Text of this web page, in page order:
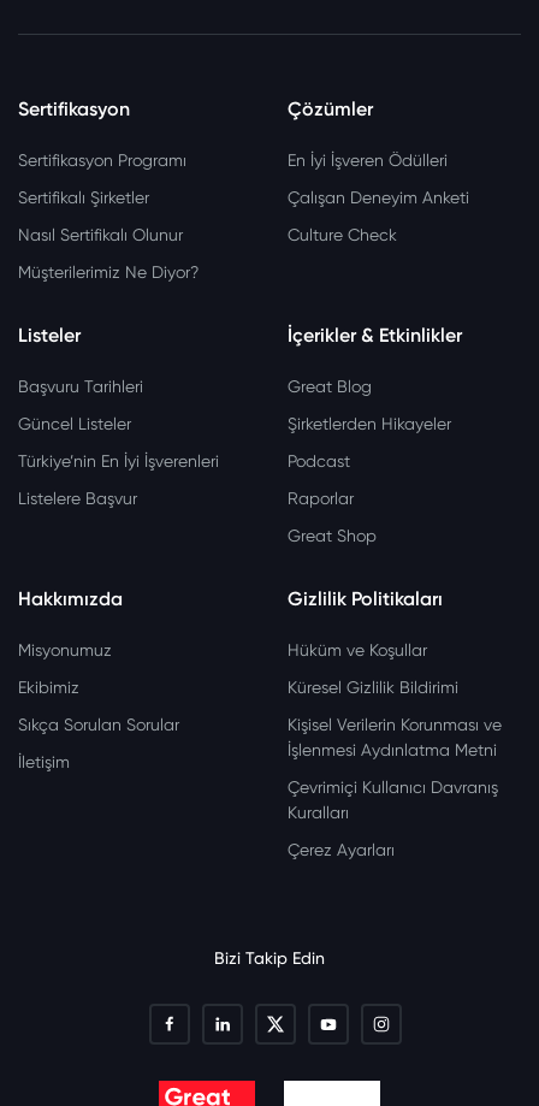
Sertifikasyon
Sertifikasyon Programı
Sertifikalı Şirketler
Nasıl Sertifikalı Olunur
Müşterilerimiz Ne Diyor?
Çözümler
En İyi İşveren Ödülleri
Çalışan Deneyim Anketi
Culture Check
Listeler
Başvuru Tarihleri
Güncel Listeler
Türkiye’nin En İyi İşverenleri
Listelere Başvur
İçerikler & Etkinlikler
Great Blog
Şirketlerden Hikayeler
Podcast
Raporlar
Great Shop
Hakkımızda
Misyonumuz
Ekibimiz
Sıkça Sorulan Sorular
İletişim
Gizlilik Politikaları
Hüküm ve Koşullar
Küresel Gizlilik Bildirimi
Kişisel Verilerin Korunması ve
İşlenmesi Aydınlatma Metni
Çevrimiçi Kullanıcı Davranış
Kuralları
Çerez Ayarları
Bizi Takip Edin